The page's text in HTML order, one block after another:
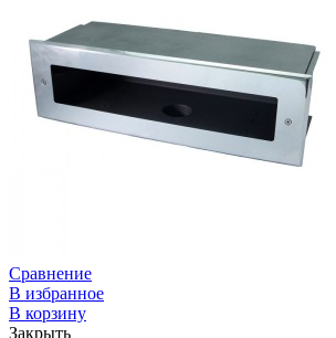
Сравнение
В избранное
В корзину
Закрыть